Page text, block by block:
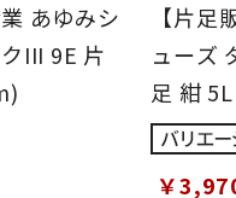
あゆみシ
III 9E 片
【片足
ューズ
足 紺
￥